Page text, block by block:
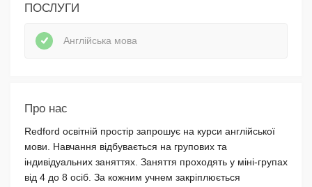
ПОСЛУГИ
Англійська мова
Про нас
Redford освітній простір запрошує на курси англійської
мови. Навчання відбувається на групових та
індивідуальних заняттях. Заняття проходять у міні-групах
від 4 до 8 осіб. За кожним учнем закріплюється